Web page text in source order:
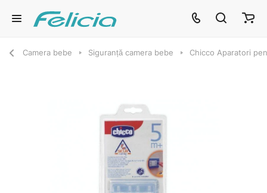
Camera bebe Siguranță camera bebe Chicco Aparatori